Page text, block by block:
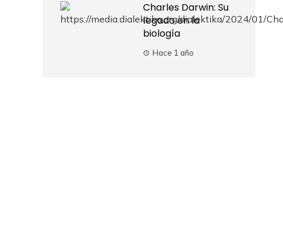
Charles Darwin: Su
legado en la
biología
Hace 1 año